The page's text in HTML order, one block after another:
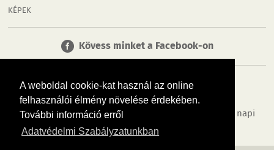
A weboldal cookie-kat használ az online
felhasználói élmény növelése érdekében.
További információ erről
Adatvédelmi Szabályzatunkban
KÉPEK
Kövess minket a Facebook-on
Tudj meg többet városodról! Hírek, programok, képek, napi
menü, cégek…. és minden, ami Dombóvár